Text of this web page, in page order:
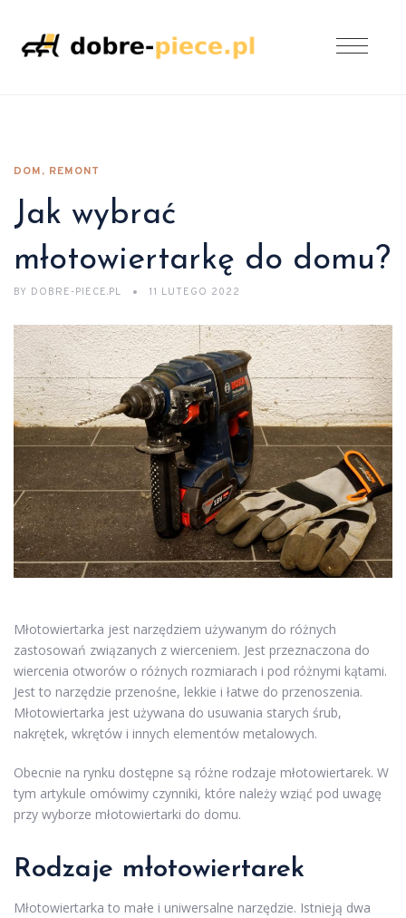
DOM, REMONT
Jak wybrać
młotowiertarkę do domu?
BY DOBRE-PIECE.PL 11 LUTEGO 2022
Młotowiertarka jest narzędziem używanym do różnych
zastosowań związanych z wierceniem. Jest przeznaczona do
wiercenia otworów o różnych rozmiarach i pod różnymi kątami.
Jest to narzędzie przenośne, lekkie i łatwe do przenoszenia.
Młotowiertarka jest używana do usuwania starych śrub,
nakrętek, wkrętów i innych elementów metalowych.
Obecnie na rynku dostępne są różne rodzaje młotowiertarek. W
tym artykule omówimy czynniki, które należy wziąć pod uwagę
przy wyborze młotowiertarki do domu.
Rodzaje młotowiertarek
Młotowiertarka to małe i uniwersalne narzędzie. Istnieją dwa